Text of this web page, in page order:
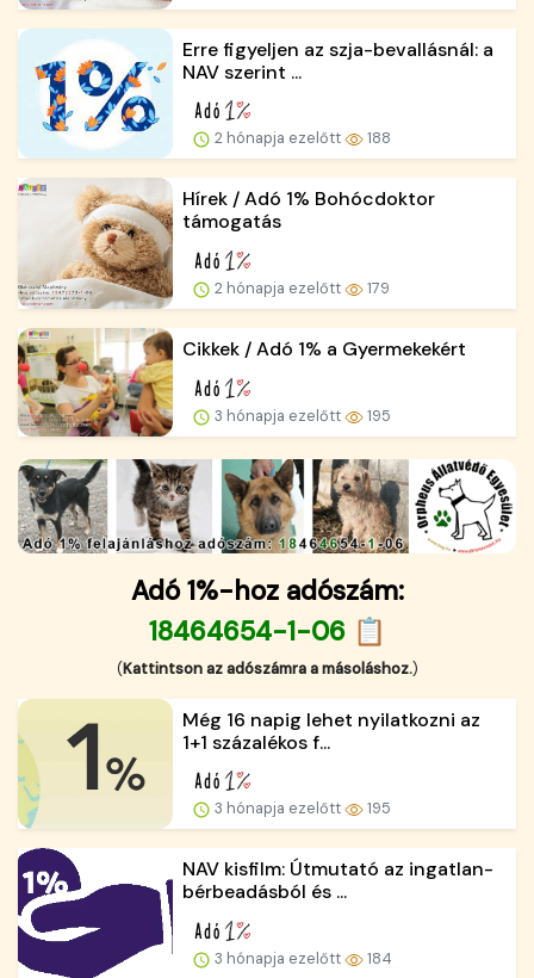
Erre figyeljen az szja-bevallásnál: a
NAV szerint ...
2 hónapja ezelőtt 188
Hírek / Adó 1% Bohócdoktor
támogatás
2 hónapja ezelőtt 179
Cikkek / Adó 1% a Gyermekekért
3 hónapja ezelőtt 195
Adó 1%-hoz adószám:
18464654-1-06 📋
(Kattintson az adószámra a másoláshoz.)
Még 16 napig lehet nyilatkozni az
1+1 százalékos f...
3 hónapja ezelőtt 195
NAV kisfilm: Útmutató az ingatlan-
bérbeadásból és ...
3 hónapja ezelőtt 184